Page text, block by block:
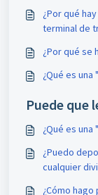
¿Por qué
terminal de
¿Por qué se
¿Qué es
Puede que
¿Qué es
¿Puedo
cualquier
¿Cómo